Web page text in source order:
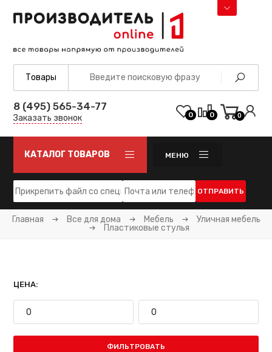
8 (495) 565-34-77
Заказать звонок 0 0 0
КАТАЛОГ ТОВАРОВ МЕНЮ
ОТПРАВИТЬ
Главная Все для дома Мебель
Уличная мебель
Пластиковые стулья
ЦЕНА:
ФИЛЬТРОВАТЬ